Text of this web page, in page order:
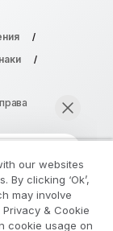
our websites
clicking ‘Ok’,
may involve
& Cookie
cookie usage on